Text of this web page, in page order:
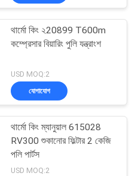
থার্মো কিং ২20899 T600m
কম্প্রেসার বিয়ারিং পুলি যন্ত্রাংশ
USD MOQ:2
যোগাযোগ
থার্মো কিং ম্যানুয়াল 615028
RV300 শুকানোর ফিল্টার 2 কেজি
পলি পার্টস
USD MOQ:2